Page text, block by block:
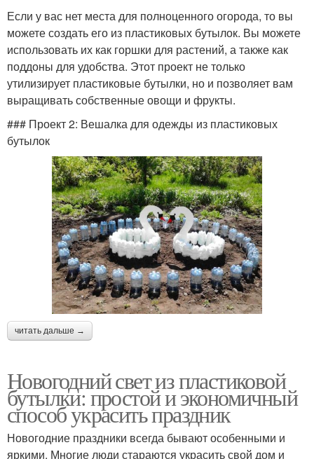
Если у вас нет места для полноценного огорода, то вы
можете создать его из пластиковых бутылок. Вы можете
использовать их как горшки для растений, а также как
поддоны для удобства. Этот проект не только
утилизирует пластиковые бутылки, но и позволяет вам
выращивать собственные овощи и фрукты.
### Проект 2: Вешалка для одежды из пластиковых
бутылок
читать дальше →
Новогодний свет из пластиковой
бутылки: простой и экономичный
способ украсить праздник
Новогодние праздники всегда бывают особенными и
яркими. Многие люди стараются украсить свой дом и